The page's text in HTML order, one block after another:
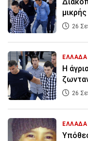
26
ΕΛΛΑΔΑ
Η
26
ΕΛΛΑΔΑ